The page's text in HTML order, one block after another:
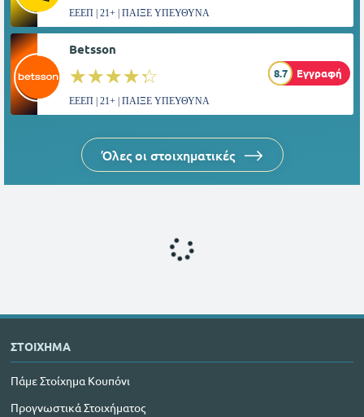
ΕΕΕΠ | 21+ | ΠΑΙΞΕ ΥΠΕΥΘΥΝΑ
Betsson
☆☆☆☆☆
★★★★★ 8.7 Εγγραφή
ΕΕΕΠ | 21+ | ΠΑΙΞΕ ΥΠΕΥΘΥΝΑ
Όλες οι στοιχηματικές
ΣΤΟΙΧΗΜΑ
Πάμε Στοίχημα Κουπόνι
Προγνωστικά Στοιχήματος